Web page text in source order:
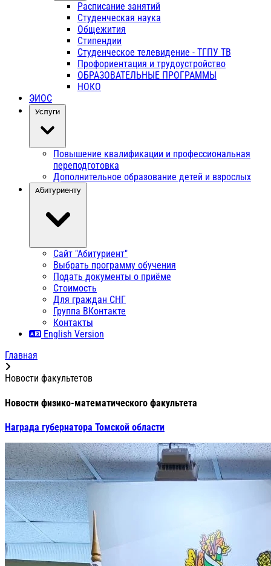
Расписание занятий
Студенческая наука
Общежития
Стипендии
Студенческое телевидение - ТГПУ ТВ
Профориентация и трудоустройство
ОБРАЗОВАТЕЛЬНЫЕ ПРОГРАММЫ
НОКО
ЭИОС
Услуги
Повышение квалификации и профессиональная
переподготовка
Дополнительное образование детей и взрослых
Абитуриенту
Сайт "Абитуриент"
Выбрать программу обучения
Подать документы о приёме
Стоимость
Для граждан СНГ
Группа ВКонтакте
Контакты
English Version
Главная
Новости факультетов
Новости физико-математического факультета
Награда губернатора Томской области